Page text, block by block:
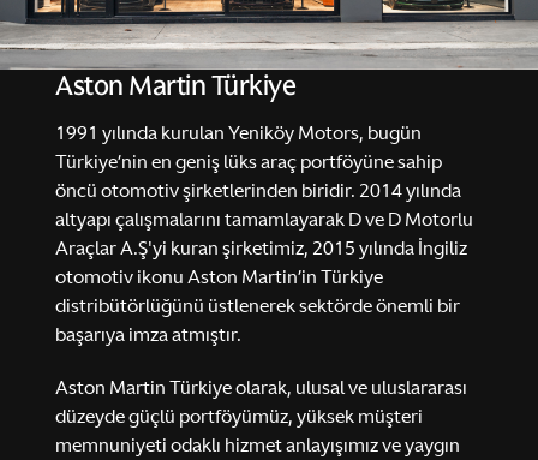
Aston Martin Türkiye
1991 yılında kurulan Yeniköy Motors, bugün
Türkiye’nin en geniş lüks araç portföyüne sahip
öncü otomotiv şirketlerinden biridir. 2014 yılında
altyapı çalışmalarını tamamlayarak D ve D Motorlu
Araçlar A.Ş'yi kuran şirketimiz, 2015 yılında İngiliz
otomotiv ikonu Aston Martin’in Türkiye
distribütörlüğünü üstlenerek sektörde önemli bir
başarıya imza atmıştır.
Aston Martin Türkiye olarak, ulusal ve uluslararası
düzeyde güçlü portföyümüz, yüksek müşteri
memnuniyeti odaklı hizmet anlayışımız ve yaygın